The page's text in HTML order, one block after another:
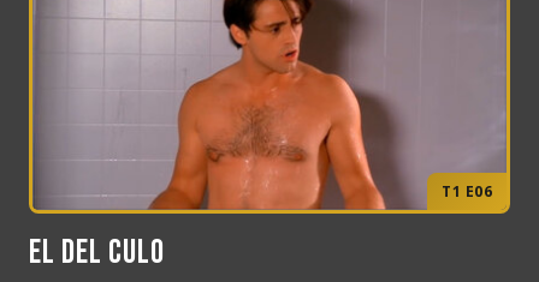
T1 E06
El del culo